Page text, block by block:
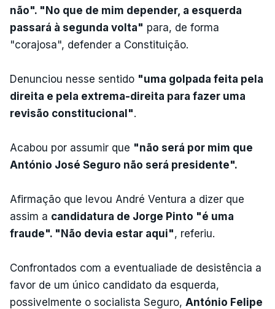
não". "No que de mim depender, a esquerda
passará à segunda volta" para, de forma
"corajosa", defender a Constituição.
Denunciou nesse sentido "uma golpada feita pela
direita e pela extrema-direita para fazer uma
revisão constitucional".
Acabou por assumir que "não será por mim que
António José Seguro não será presidente".
Afirmação que levou André Ventura a dizer que
assim a candidatura de Jorge Pinto "é uma
fraude". "Não devia estar aqui", referiu.
Confrontados com a eventualiade de desistência a
favor de um único candidato da esquerda,
possivelmente o socialista Seguro, António Felipe